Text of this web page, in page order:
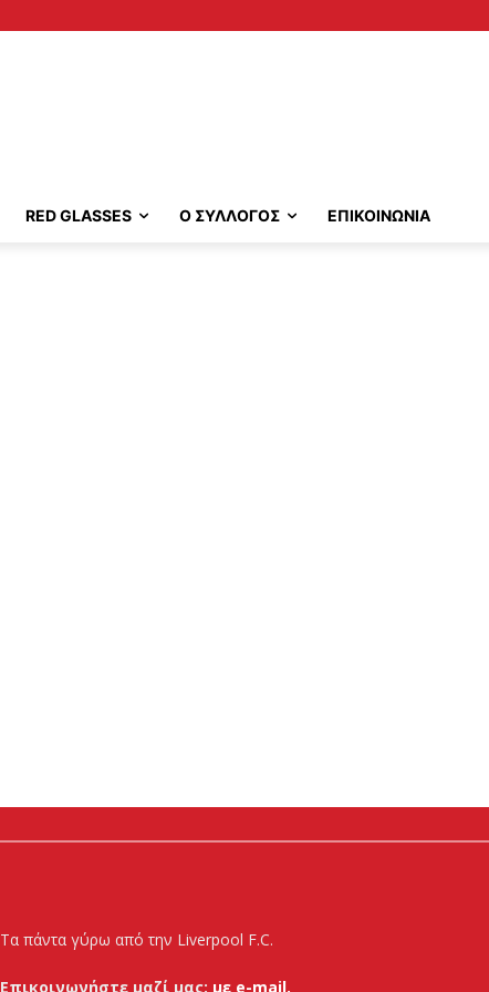
RED GLASSES Ο ΣΥΛΛΟΓΟΣ ΕΠΙΚΟΙΝΩΝΙΑ
Τα πάντα γύρω από την Liverpool F.C.
Επικοινωνήστε μαζί μας: με e-mail.